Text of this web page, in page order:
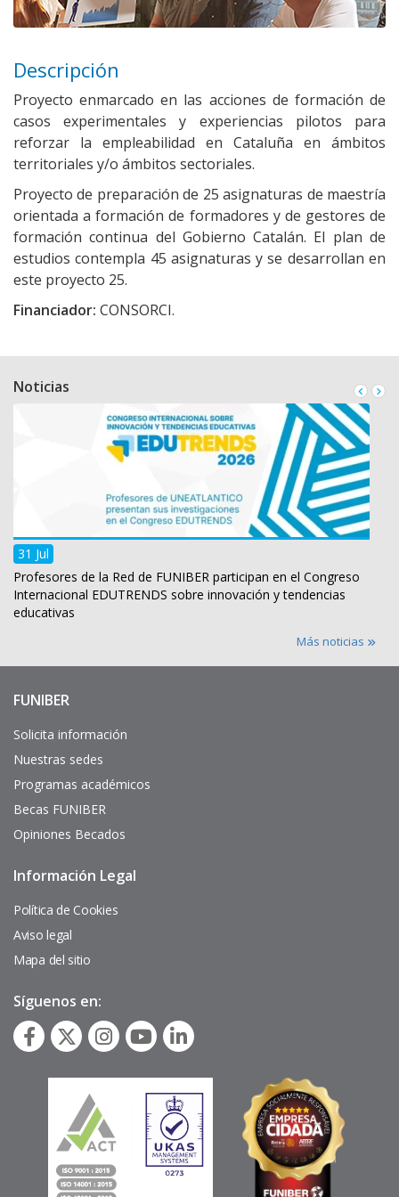
Descripción
Proyecto enmarcado en las acciones de formación de
casos experimentales y experiencias pilotos para
reforzar la empleabilidad en Cataluña en ámbitos
territoriales y/o ámbitos sectoriales.
Proyecto de preparación de 25 asignaturas de maestría
orientada a formación de formadores y de gestores de
formación continua del Gobierno Catalán. El plan de
estudios contempla 45 asignaturas y se desarrollan en
este proyecto 25.
Financiador: CONSORCI.
Noticias
31 Jul
Profesores de la Red de FUNIBER participan en el Congreso
Internacional EDUTRENDS sobre innovación y tendencias
educativas
Más noticias
Enlaces
interés
FUNIBER
Solicita información
Nuestras sedes
Programas académicos
Becas FUNIBER
Opiniones Becados
Pie
página
Información Legal
Política de Cookies
Aviso legal
Mapa del sitio
Síguenos en: